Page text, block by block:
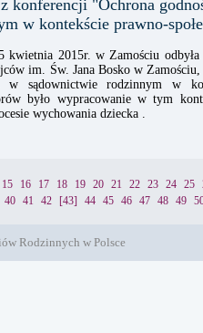
konferencji "Ochrona
w kontekście prawno-
kwietnia 2015r. w Zamościu
im. Św. Jana Bosko w
sądownictwie rodzinnym w
było wypracowanie w tym
wychowania dziecka .
15 16 17 18 19 20 21 22 23 24 25
40
41 42 [43] 44 45 46 47 48 49
Rodzinnych w Polsce